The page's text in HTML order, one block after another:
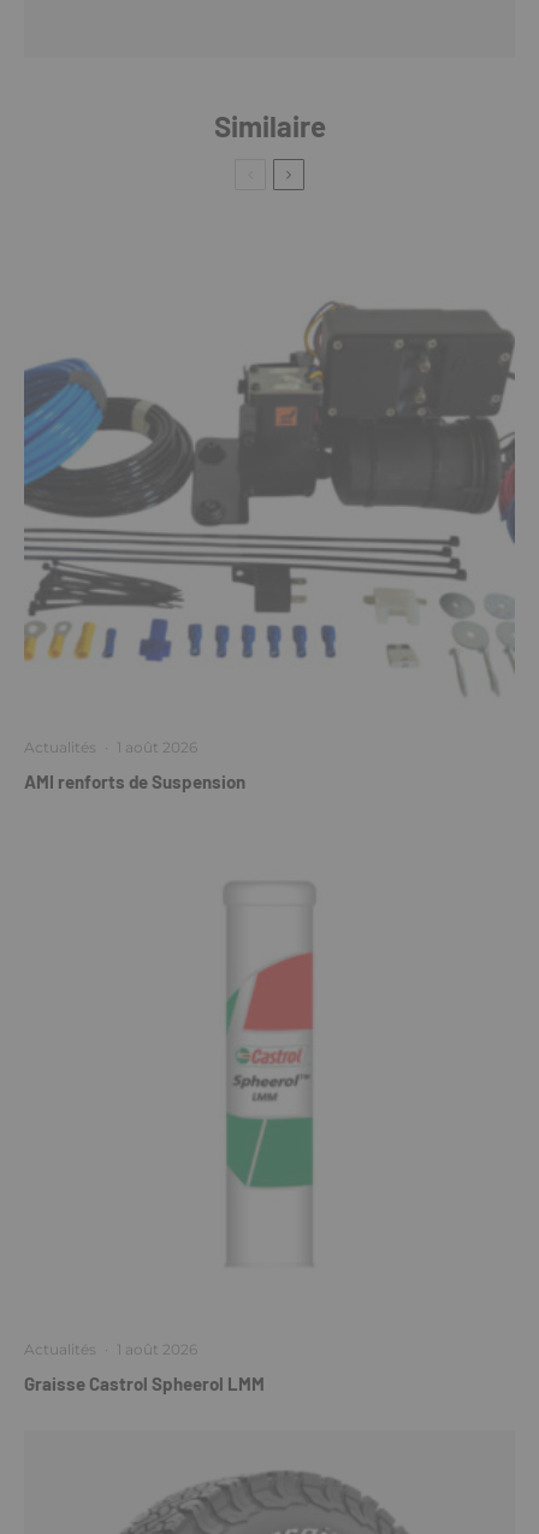
Similaire
Actualités · 1 août 2026
AMI renforts de Suspension
Actualités · 1 août 2026
Graisse Castrol Spheerol LMM